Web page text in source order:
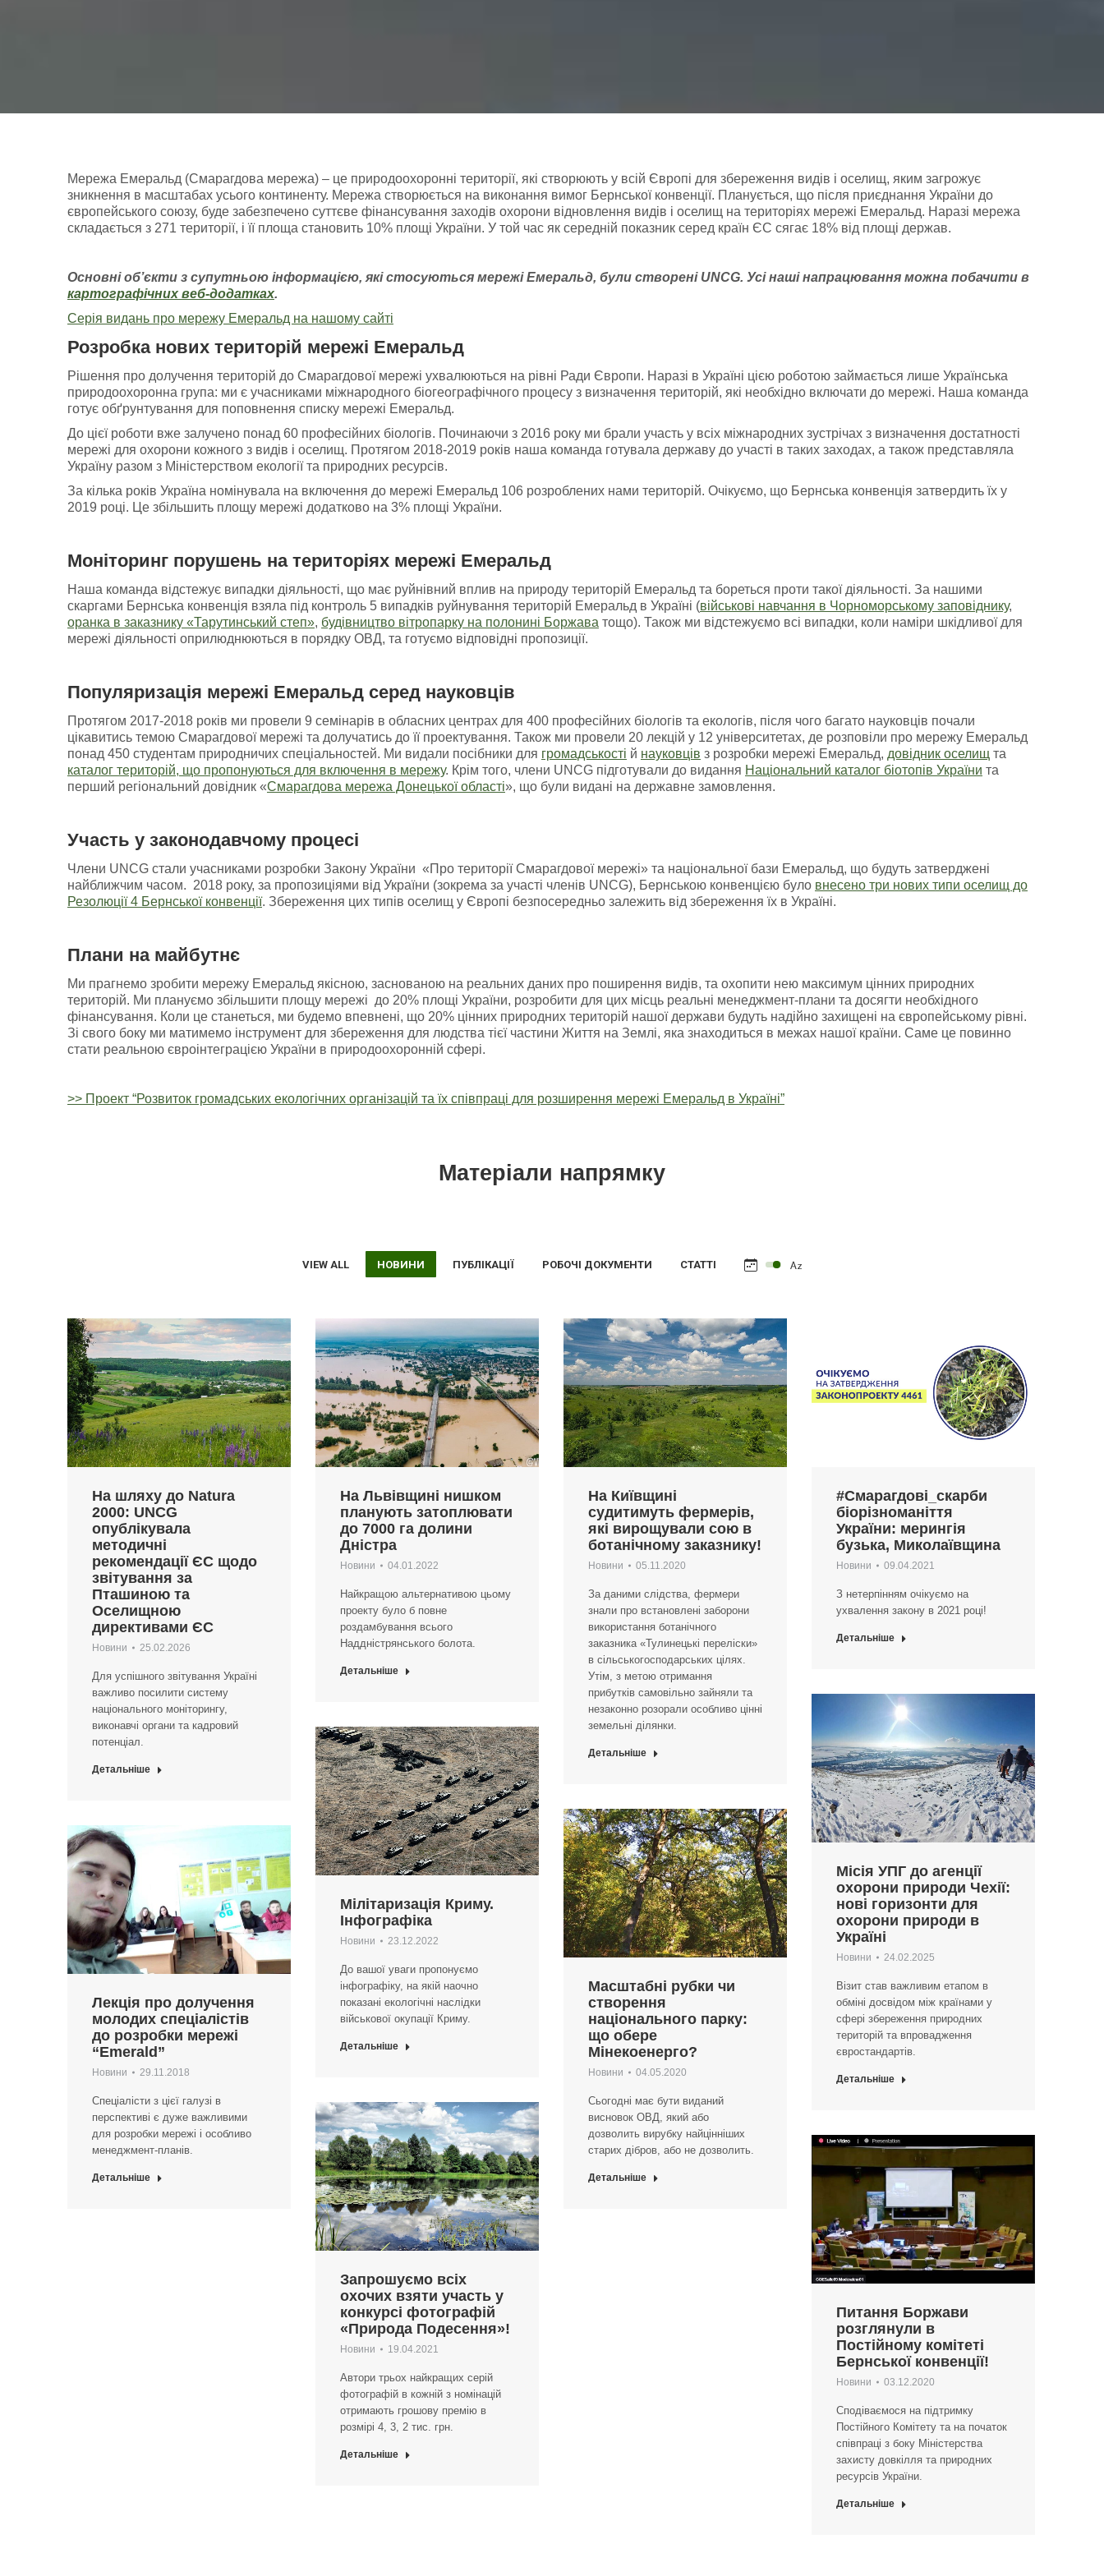
Мережа Емеральд (Смарагдова мережа) – це природоохоронні території, які створюють у всій Європі для збереження видів і оселищ, яким загрожує
зникнення в масштабах усього континенту. Мережа створюється на виконання вимог Бернської конвенції. Планується, що після приєднання України до
європейського союзу, буде забезпечено суттєве фінансування заходів охорони відновлення видів і оселищ на територіях мережі Емеральд. Наразі мережа
складається з 271 території, і її площа становить 10% площі України. У той час як середній показник серед країн ЄС сягає 18% від площі держав.
Основні об’єкти з супутньою інформацією, які стосуються мережі Емеральд, були створені UNCG. Усі наші напрацювання можна побачити в
картографічних веб-додатках.
Серія видань про мережу Емеральд на нашому сайті
Розробка нових територій мережі Емеральд
Рішення про долучення територій до Смарагдової мережі ухвалюються на рівні Ради Європи. Наразі в Україні цією роботою займається лише Українська
природоохоронна група: ми є учасниками міжнародного біогеографічного процесу з визначення територій, які необхідно включати до мережі. Наша команда
готує обґрунтування для поповнення списку мережі Емеральд.
До цієї роботи вже залучено понад 60 професійних біологів. Починаючи з 2016 року ми брали участь у всіх міжнародних зустрічах з визначення достатності
мережі для охорони кожного з видів і оселищ. Протягом 2018-2019 років наша команда готувала державу до участі в таких заходах, а також представляла
Україну разом з Міністерством екології та природних ресурсів.
За кілька років Україна номінувала на включення до мережі Емеральд 106 розроблених нами територій. Очікуємо, що Бернська конвенція затвердить їх у
2019 році. Це збільшить площу мережі додатково на 3% площі України.
Моніторинг порушень натериторіях мережі Емеральд
Наша команда відстежує випадки діяльності, що має руйнівний вплив на природу територій Емеральд та бореться проти такої діяльності. За нашими
скаргами Бернська конвенція взяла під контроль 5 випадків руйнування територій Емеральд в Україні (військові навчання в Чорноморському заповіднику,
оранка в заказнику «Тарутинський степ», будівництво вітропарку на полонині Боржава тощо). Також ми відстежуємо всі випадки, коли наміри шкідливої для
мережі діяльності оприлюднюються в порядку ОВД, та готуємо відповідні пропозиції.
Популяризація мережі Емеральд серед науковців
Протягом 2017-2018 років ми провели 9 семінарів в обласних центрах для 400 професійних біологів та екологів, після чого багато науковців почали
цікавитись темою Смарагдової мережі та долучатись до її проектування. Також ми провели 20 лекцій у 12 університетах, де розповіли про мережу Емеральд
понад 450 студентам природничих спеціальностей. Ми видали посібники для громадськості й науковців з розробки мережі Емеральд, довідник оселищ та
каталог територій, що пропонуються для включення в мережу. Крім того, члени UNCG підготували до видання Національний каталог біотопів України та
перший регіональний довідник «Смарагдова мережа Донецької області», що були видані на державне замовлення.
Участь у законодавчому процесі
Члени UNCG стали учасниками розробки Закону України «Про території Смарагдової мережі» та національної бази Емеральд, що будуть затверджені
найближчим часом. 2018 року, за пропозиціями від України (зокрема за участі членів UNCG), Бернською конвенцією було внесено три нових типи оселищ до
Резолюції 4 Бернської конвенції. Збереження цих типів оселищ у Європі безпосередньо залежить від збереження їх в Україні.
Плани на майбутнє
Ми прагнемо зробити мережу Емеральд якісною, заснованою на реальних даних про поширення видів, та охопити нею максимум цінних природних
територій. Ми плануємо збільшити площу мережі до 20% площі України, розробити для цих місць реальні менеджмент-плани та досягти необхідного
фінансування. Коли це станеться, ми будемо впевнені, що 20% цінних природних територій нашої держави будуть надійно захищені на європейському рівні.
Зі свого боку ми матимемо інструмент для збереження для людства тієї частини Життя на Землі, яка знаходиться в межах нашої країни. Саме це повинно
стати реальною євроінтеграцією України в природоохоронній сфері.
>> Проект “Розвиток громадських екологічних організацій та їх співпраці для розширення мережі Емеральд в Україні”
Матеріали напрямку
VIEW ALL НОВИНИ ПУБЛІКАЦІЇ РОБОЧІ ДОКУМЕНТИ СТАТТІ
На шляху до Natura
2000: UNCG
опублікувала
методичні
рекомендації ЄС щодо
звітування за
Пташиною та
Оселищною
директивами ЄС
Новини 25.02.2026
Для успішного звітування Україні
важливо посилити систему
національного моніторингу,
виконавчі органи та кадровий
потенціал.
Детальніше
На Львівщині нишком
планують затоплювати
до 7000 га долини
Дністра
Новини 04.01.2022
Найкращою альтернативою цьому
проекту було б повне
роздамбування всього
Наддністрянського болота.
Детальніше
На Київщині
судитимуть фермерів,
які вирощували сою в
ботанічному заказнику!
Новини 05.11.2020
За даними слідства, фермери
знали про встановлені заборони
використання ботанічного
заказника «Тулинецькі переліски»
в сільськогосподарських цілях.
Утім, з метою отримання
прибутків самовільно зайняли та
незаконно розорали особливо цінні
земельні ділянки.
Детальніше
#Смарагдові_скарби
біорізноманіття
України: мерингія
бузька, Миколаївщина
Новини 09.04.2021
З нетерпінням очікуємо на
ухвалення закону в 2021 році!
Детальніше
Місія УПГ до агенції
охорони природи Чехії:
нові горизонти для
охорони природи в
Україні
Новини 24.02.2025
Візит став важливим етапом в
обміні досвідом між країнами у
сфері збереження природних
територій та впровадження
євростандартів.
Детальніше
Мілітаризація Криму.
Інфографіка
Новини 23.12.2022
До вашої уваги пропонуємо
інфографіку, на якій наочно
показані екологічні наслідки
військової окупації Криму.
Детальніше
Масштабні рубки чи
створення
національного парку:
що обере
Мінекоенерго?
Новини 04.05.2020
Сьогодні має бути виданий
висновок ОВД, який або
дозволить вирубку найцінніших
старих дібров, або не дозволить.
Детальніше
Лекція про долучення
молодих спеціалістів
до розробки мережі
“Emerald”
Новини 29.11.2018
Спеціалісти з цієї галузі в
перспективі є дуже важливими
для розробки мережі і особливо
менеджмент-планів.
Детальніше
Запрошуємо всіх
охочих взяти участь у
конкурсі фотографій
«Природа Подесення»!
Новини 19.04.2021
Автори трьох найкращих серій
фотографій в кожній з номінацій
отримають грошову премію в
розмірі 4, 3, 2 тис. грн.
Детальніше
Питання Боржави
розглянули в
Постійному комітеті
Бернської конвенції!
Новини 03.12.2020
Cподіваємося на підтримку
Постійного Комітету та на початок
співпраці з боку Міністерства
захисту довкілля та природних
ресурсів України.
Детальніше